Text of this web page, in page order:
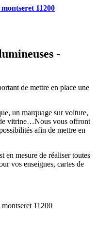
11200
-
de mettre en place une
un marquage sur voiture,
vitrine…Nous vous offront
afin de mettre en
en mesure de réaliser toutes
vos enseignes, cartes de